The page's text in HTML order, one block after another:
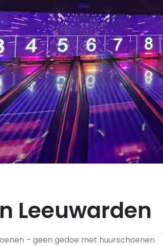
Leeuwarden
– geen gedoe met huurschoenen.